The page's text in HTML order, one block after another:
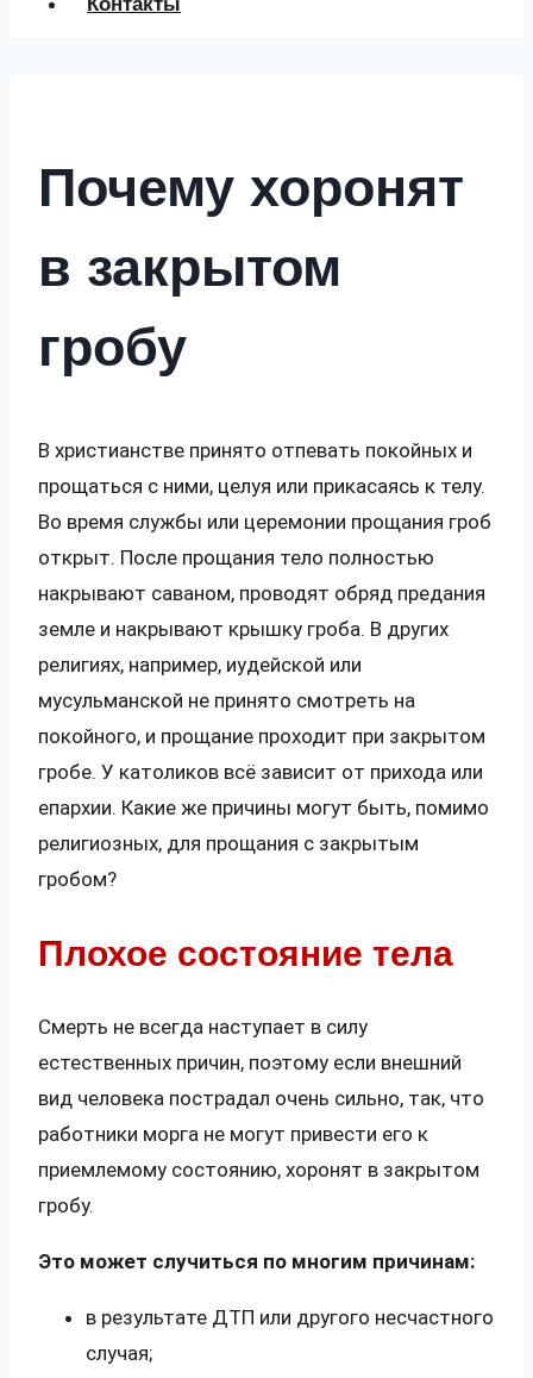
Почему хоронят
в закрытом
гробу
В христианстве принято отпевать покойных и
прощаться с ними, целуя или прикасаясь к телу.
Во время службы или церемонии прощания гроб
открыт. После прощания тело полностью
накрывают саваном, проводят обряд предания
земле и накрывают крышку гроба. В других
религиях, например, иудейской или
мусульманской не принято смотреть на
покойного, и прощание проходит при закрытом
гробе. У католиков всё зависит от прихода или
епархии. Какие же причины могут быть, помимо
религиозных, для прощания с закрытым
гробом?
Плохое состояние тела
Смерть не всегда наступает в силу
естественных причин, поэтому если внешний
вид человека пострадал очень сильно, так, что
работники морга не могут привести его к
приемлемому состоянию, хоронят в закрытом
гробу.
Это может случиться по многим причинам:
в результате ДТП или другого несчастного
случая;